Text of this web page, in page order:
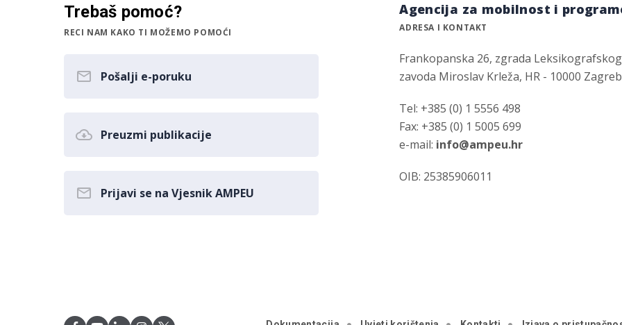
Trebaš pomoć?
RECI NAM KAKO TI MOŽEMO POMOĆI
Pošalji e-poruku
Preuzmi publikacije
Prijavi se na Vjesnik AMPEU
Agencija za mobilnost i
ADRESA I KONTAKT
Frankopanska 26, zgrada Leksikografskog
zavoda Miroslav Krleža, HR - 10000 Zagreb
Tel: +385 (0) 1 5556 498
Fax: +385 (0) 1 5005 699
e-mail: info@ampeu.hr
OIB: 25385906011